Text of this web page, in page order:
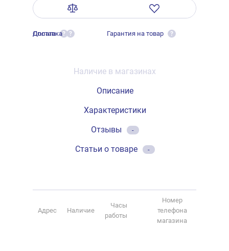
Оплата ?
Доставка ? Гарантия на товар ?
Наличие в магазинах
Описание
Характеристики
Отзывы
-
Статьи о товаре -
Адрес Наличие
Часы
работы
Номер
телефона
магазина